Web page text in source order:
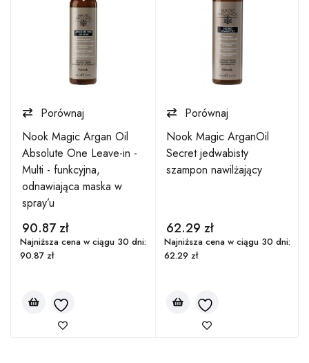
Porównaj
Nook Magic Argan Oil
Absolute One Leave-in -
Multi - funkcyjna,
odnawiająca maska w
spray’u
90.87zł
Najniższa cena w ciągu 30 dni:
90.87 zł
Porównaj
Nook Magic ArganOil
Secret jedwabisty
szampon nawilżający
62.29 zł
Najniższa cena w ciągu 30 dni:
62.29 zł